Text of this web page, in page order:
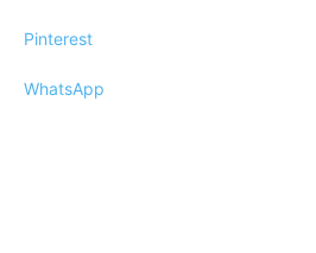
Pinterest
WhatsApp